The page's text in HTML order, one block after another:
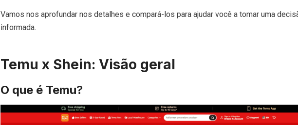
Vamos nos aprofundar nos detalhes e compará-los para ajudar você a tomar uma
informada.
Temu x Shein: Visão geral
O que é Temu?